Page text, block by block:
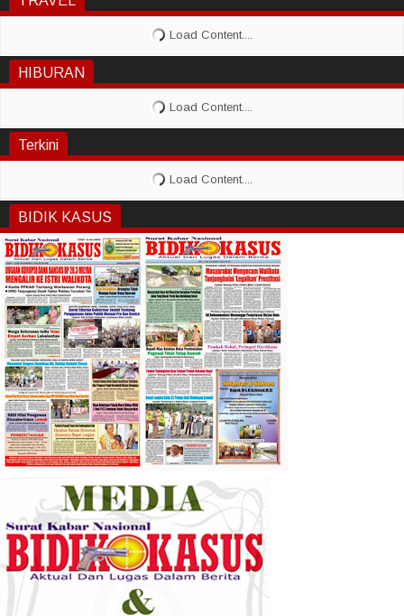
HIBURAN
Terkini
BIDIK KASUS